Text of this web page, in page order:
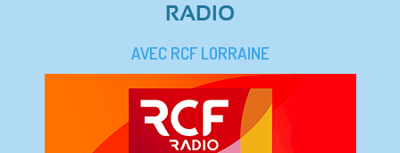
RADIO
AVEC RCF LORRAINE